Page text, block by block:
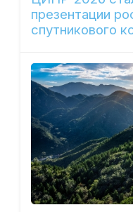
презентации
спутникового